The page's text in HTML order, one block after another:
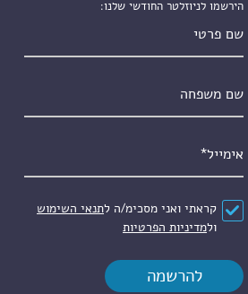
הירשמו לניוזלטר החודשי שלנו:
הסכם*
קראתי ואני מסכימ/ה לתנאי השימוש
ולמדיניות הפרטיות